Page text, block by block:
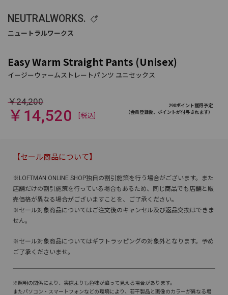
NEUTRALWORKS.
Easy Warm Straight Pants (Unisex)
￥24,200
￥14,520 [税込]
290ポイント獲得予定
（会員登録後、ポイントが付与されます）
【セール商品について】
※LOFTMAN ONLINE SHOP独自の割引施策を行う場合がございます。また
店舗だけの割引施策を行っている場合もあるため、同じ商品でも店舗と販
売価格が異なる場合がございますことを、ご了承ください。
※セール対象商品についてはご注文後のキャンセル及び返品交換はできま
せん。
※セール対象商品についてはギフトラッピングの対象外となります。予め
ご了承くださいませ。
※照明の関係により、実際よりも色味が違って見える場合があります。
またパソコン・スマートフォンなどの環境により、若干製品と画像のカラーが異なる場